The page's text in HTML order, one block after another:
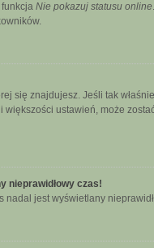
Nie pokazuj statusu online
się znajdujesz. Jeśli tak
ustawień, może
nieprawidłowy czas!
jest wyświetlany